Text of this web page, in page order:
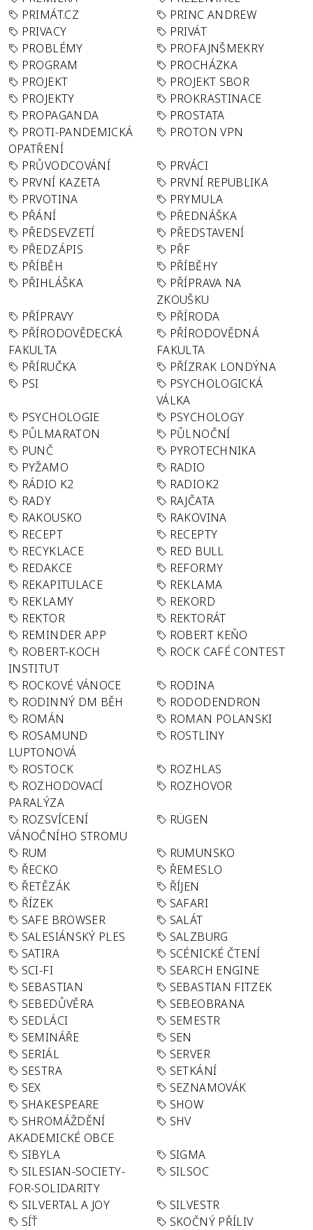
PRIMÁT.CZ
PRINC ANDREW
PRIVACY
PRIVÁT
PROBLÉMY
PROFAJNŠMEKRY
PROGRAM
PROCHÁZKA
PROJEKT
PROJEKT SBOR
PROJEKTY
PROKRASTINACE
PROPAGANDA
PROSTATA
PROTI-PANDEMICKÁ
OPATŘENÍ
PROTON VPN
PRŮVODCOVÁNÍ
PRVÁCI
PRVNÍ KAZETA
PRVNÍ REPUBLIKA
PRVOTINA
PRYMULA
PŘÁNÍ
PŘEDNÁŠKA
PŘEDSEVZETÍ
PŘEDSTAVENÍ
PŘEDZÁPIS
PŘF
PŘÍBĚH
PŘÍBĚHY
PŘIHLÁŠKA
PŘÍPRAVA NA
ZKOUŠKU
PŘÍPRAVY
PŘÍRODA
PŘÍRODOVĚDECKÁ
FAKULTA
PŘÍRODOVĚDNÁ
FAKULTA
PŘÍRUČKA
PŘÍZRAK LONDÝNA
PSI
PSYCHOLOGICKÁ
VÁLKA
PSYCHOLOGIE
PSYCHOLOGY
PŮLMARATON
PŮLNOČNÍ
PUNČ
PYROTECHNIKA
PYŽAMO
RADIO
RÁDIO K2
RADIOK2
RADY
RAJČATA
RAKOUSKO
RAKOVINA
RECEPT
RECEPTY
RECYKLACE
RED BULL
REDAKCE
REFORMY
REKAPITULACE
REKLAMA
REKLAMY
REKORD
REKTOR
REKTORÁT
REMINDER APP
ROBERT KEŇO
ROBERT-KOCH
INSTITUT
ROCK CAFÉ CONTEST
ROCKOVÉ VÁNOCE
RODINA
RODINNÝ DM BĚH
RODODENDRON
ROMÁN
ROMAN POLANSKI
ROSAMUND
LUPTONOVÁ
ROSTLINY
ROSTOCK
ROZHLAS
ROZHODOVACÍ
PARALÝZA
ROZHOVOR
ROZSVÍCENÍ
VÁNOČNÍHO STROMU
RÜGEN
RUM
RUMUNSKO
ŘECKO
ŘEMESLO
ŘETĚZÁK
ŘÍJEN
ŘÍZEK
SAFARI
SAFE BROWSER
SALÁT
SALESIÁNSKÝ PLES
SALZBURG
SATIRA
SCÉNICKÉ ČTENÍ
SCI-FI
SEARCH ENGINE
SEBASTIAN
SEBASTIAN FITZEK
SEBEDŮVĚRA
SEBEOBRANA
SEDLÁCI
SEMESTR
SEMINÁŘE
SEN
SERIÁL
SERVER
SESTRA
SETKÁNÍ
SEX
SEZNAMOVÁK
SHAKESPEARE
SHOW
SHROMÁŽDĚNÍ
AKADEMICKÉ OBCE
SHV
SIBYLA
SIGMA
SILESIAN-SOCIETY-
FOR-SOLIDARITY
SILSOC
SILVERTAL A JOY
SILVESTR
SÍŤ
SKOČNÝ PŘÍLIV